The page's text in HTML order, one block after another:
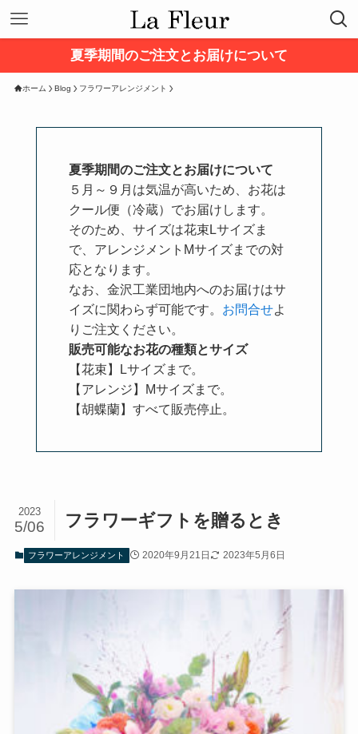
夏季期間のご注文とお届けについて
ホーム Blog フラワーアレンジメント
夏季期間のご注文とお届けについて
５月～９月は気温が高いため、お花は
クール便（冷蔵）でお届けします。
そのため、サイズは花束Lサイズま
で、アレンジメントMサイズまでの対
応となります。
なお、金沢工業団地内へのお届けはサ
イズに関わらず可能です。 お問合せよ
りご注文ください。
販売可能なお花の種類とサイズ
【花束】Lサイズまで。
【アレンジ】Mサイズまで。
【胡蝶蘭】すべて販売停止。
フラワーギフトを贈るとき
2023
5/06
フラワーアレンジメント 2020年9月21日 2023年5月6日